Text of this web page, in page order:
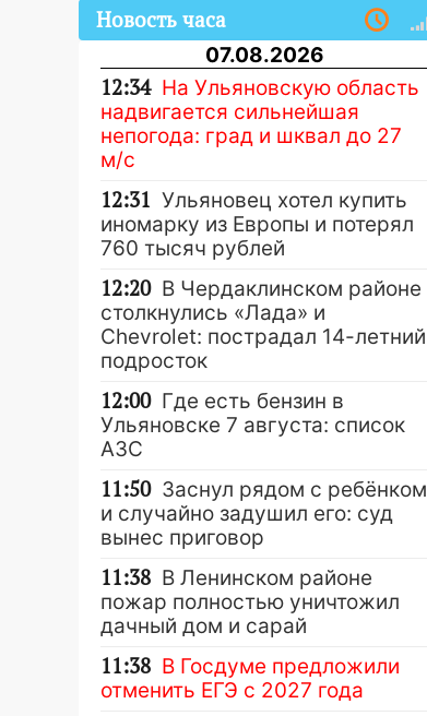
Новость часа
07.08.2026
12:34 На Ульяновскую область
надвигается сильнейшая
непогода: град и шквал до 27
м/с
12:31 Ульяновец хотел купить
иномарку из Европы и потерял
760 тысяч рублей
12:20 В Чердаклинском районе
столкнулись «Лада» и
Chevrolet: пострадал 14-летний
подросток
12:00 Где есть бензин в
Ульяновске 7 августа: список
АЗС
11:50 Заснул рядом с ребёнком
и случайно задушил его: суд
вынес приговор
11:38 В Ленинском районе
пожар полностью уничтожил
дачный дом и сарай
11:38 В Госдуме предложили
отменить ЕГЭ с 2027 года